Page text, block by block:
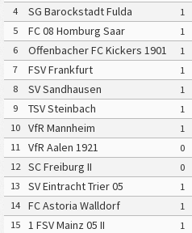
4
SG Barockstadt Fulda
Lehnerz
1
5
FC 08 Homburg Saar 1
6
Offenbacher FC Kickers 1901 1
7
FSV Frankfurt 1
8
SV Sandhausen 1
9
TSV Steinbach 1
10
VfR Mannheim 1
11
VfR Aalen 1921 0
12
SC Freiburg II 0
13
SV Eintracht Trier 05 1
14
FC Astoria Walldorf 1
15
1 FSV Mainz 05 II 1